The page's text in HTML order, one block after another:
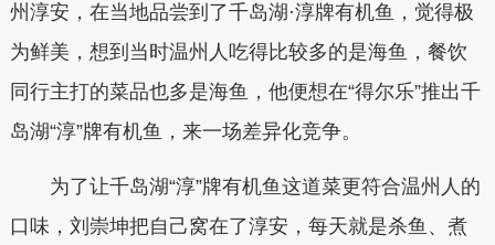
州淳安，在当地品尝到了千岛湖·淳牌有机鱼，觉得极
为鲜美，想到当时温州人吃得比较多的是海鱼，餐饮
同行主打的菜品也多是海鱼，他便想在“得尔乐”推出千
岛湖“淳”牌有机鱼，来一场差异化竞争。
为了让千岛湖“淳”牌有机鱼这道菜更符合温州人的
口味，刘崇坤把自己窝在了淳安，每天就是杀鱼、煮